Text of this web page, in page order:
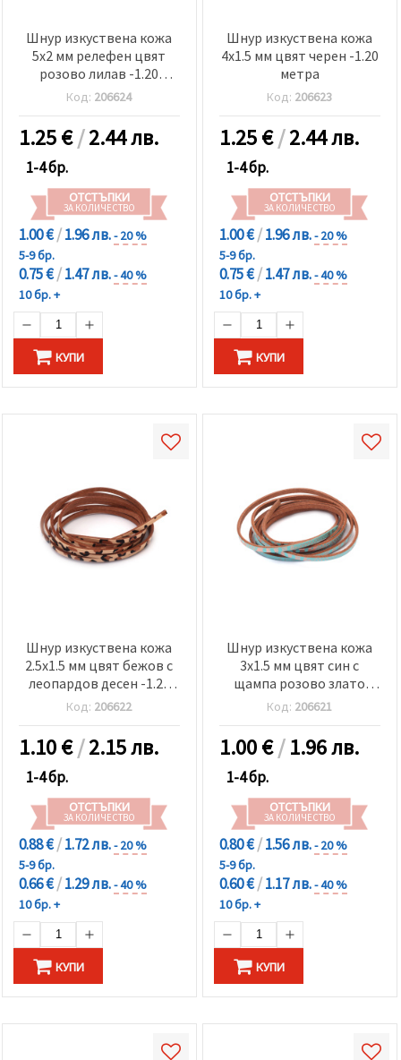
Шнур изкуствена кожа
5x2 мм релефен цвят
розово лилав -1.20
метра
Код: 206624
1.25€/2.44 лв.
1-4 бр.
ОТСТЪПКИ
ЗА КОЛИЧЕСТВО
1.00 €/1.96 лв.- 20 %
5-9 бр.
0.75 €/1.47 лв.- 40 %
10 бр. +
КУПИ
Шнур изкуствена кожа
4x1.5 мм цвят черен -1.20
метра
Код: 206623
1.25€/2.44 лв.
1-4 бр.
ОТСТЪПКИ
ЗА КОЛИЧЕСТВО
1.00 €/1.96 лв.- 20 %
5-9 бр.
0.75 €/1.47 лв.- 40 %
10 бр. +
КУПИ
Шнур изкуствена кожа
2.5x1.5 мм цвят бежов с
леопардов десен -1.20
метра
Код: 206622
1.10€/2.15 лв.
1-4 бр.
ОТСТЪПКИ
ЗА КОЛИЧЕСТВО
0.88 €/1.72 лв.- 20 %
5-9 бр.
0.66 €/1.29 лв.- 40 %
10 бр. +
КУПИ
Шнур изкуствена кожа
3x1.5 мм цвят син с
щампа розово злато
-1.20 метра
Код: 206621
1.00€/1.96 лв.
1-4 бр.
ОТСТЪПКИ
ЗА КОЛИЧЕСТВО
0.80 €/1.56 лв.- 20 %
5-9 бр.
0.60 €/1.17 лв.- 40 %
10 бр. +
КУПИ